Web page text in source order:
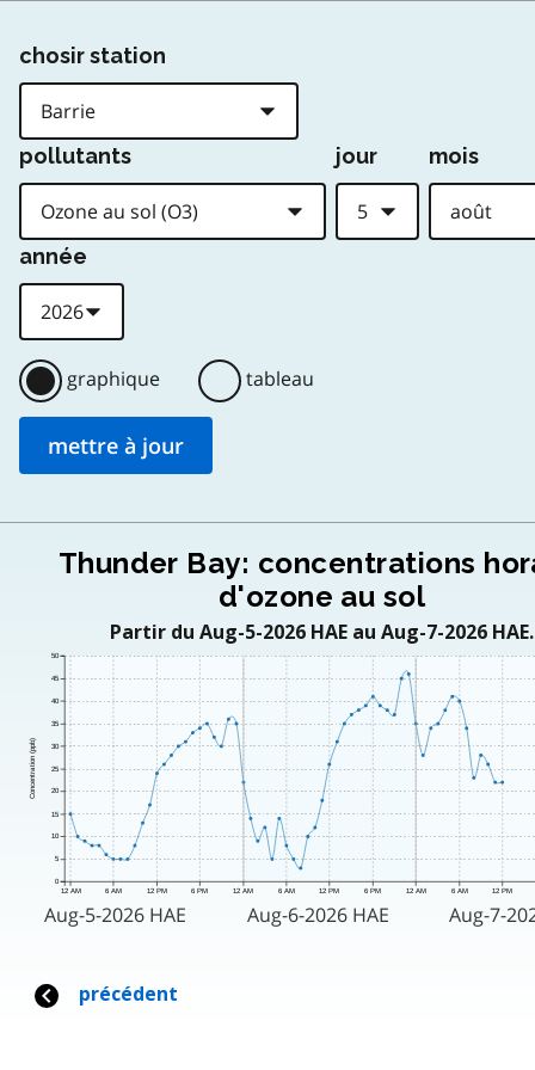
chosir station
pollutants jour mois
année
graphique tableau
Thunder Bay: concentrations
d'ozone au sol
Partir du Aug-5-2026 HAE au Aug-7-2026 HAE.
12 AM 6 AM 12 PM 6 PM 12 AM 6 AM 12 PM 6 PM 12 AM 6 AM 12 PM
Concentration (ppb)
0
5
10
15
20
25
30
35
40
45
50
Aug-5-2026 HAE Aug-6-2026 HAE Aug-7-
précédent